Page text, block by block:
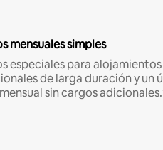
mensuales simples
especiales para alojamientos
de larga duración y un
sin cargos